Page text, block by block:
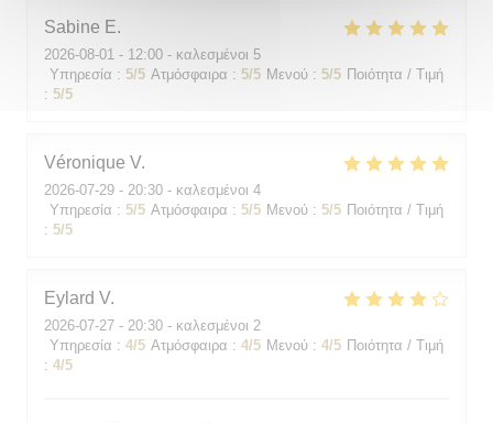
Sabine E
2026-08-01 - 12:00 - καλεσμένοι 5
Υπηρεσία : 5/5 Ατμόσφαιρα : 5/5 Μενού : 5/5 Ποιότητα / Τιμή
: 5/5
Véronique V
2026-07-29 - 20:30 - καλεσμένοι 4
Υπηρεσία : 5/5 Ατμόσφαιρα : 5/5 Μενού : 5/5 Ποιότητα / Τιμή
: 5/5
Eylard V
2026-07-27 - 20:30 - καλεσμένοι 2
Υπηρεσία : 4/5 Ατμόσφαιρα : 4/5 Μενού : 4/5 Ποιότητα / Τιμή
: 4/5